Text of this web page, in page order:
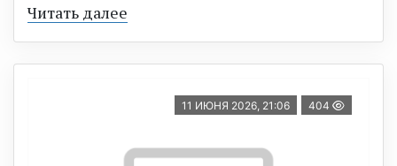
Читать далее
11 ИЮНЯ 2026, 21:06 404